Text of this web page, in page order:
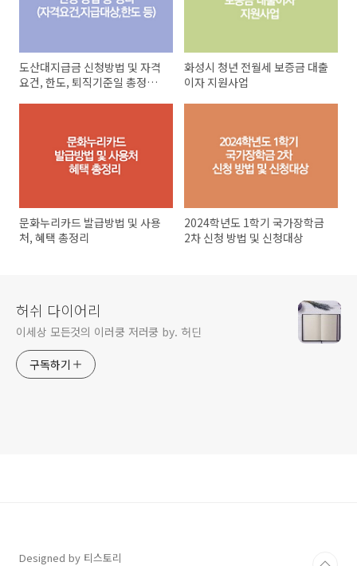
도산대지급금 신청방법 및 자격
요건, 한도, 퇴직기준일 총정리
화성시 청년 전월세 보증금 대출
이자 지원사업
문화누리카드 발급방법 및 사용
처, 혜택 총정리
2024학년도 1학기 국가장학금
2차 신청 방법 및 신청대상
허쉬 다이어리
이세상 모든것의 이러쿵 저러쿵 by. 허딘
구독하기
Designed by 티스토리